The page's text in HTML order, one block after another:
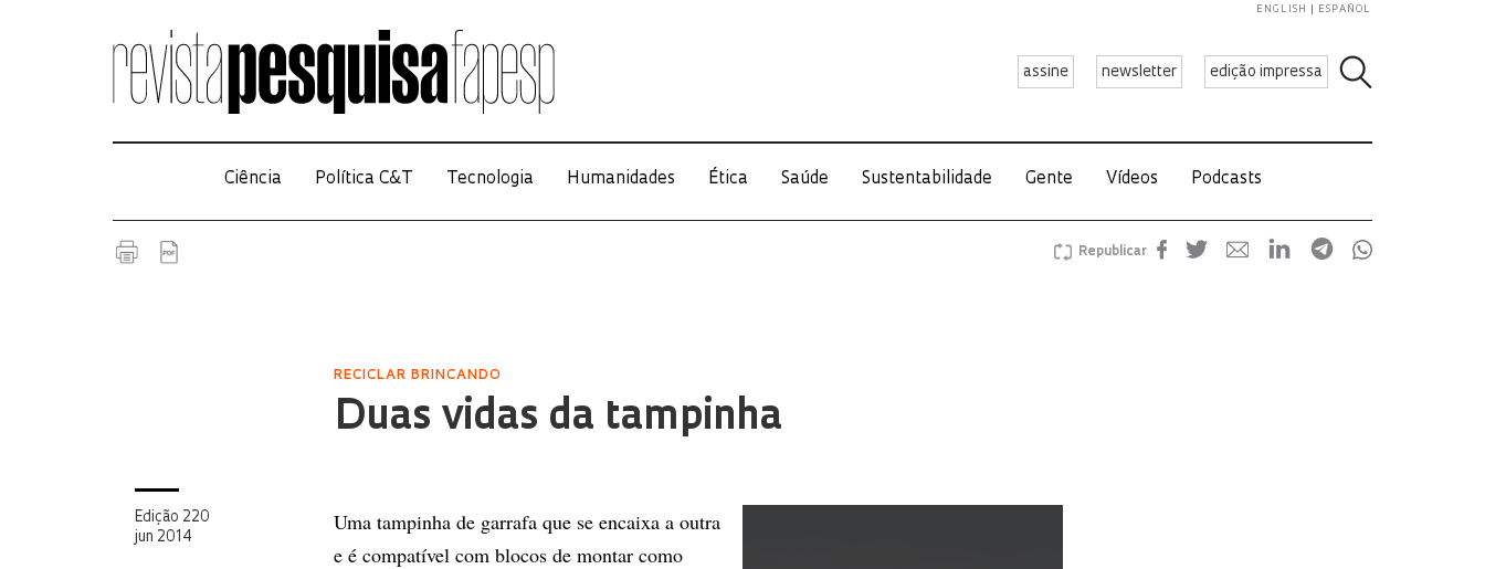
assine newsletter edição impressa
ENGLISH ESPAÑOL
Ciência Política C&T Tecnologia Humanidades Ética Saúde Sustentabilidade Gente Vídeos Podcasts
Republicar
RECICLAR BRINCANDO
Duas vidas da tampinha
Edição 220
jun 2014
Uma tampinha de garrafa que se encaixa a outra
e é compatível com blocos de montar como